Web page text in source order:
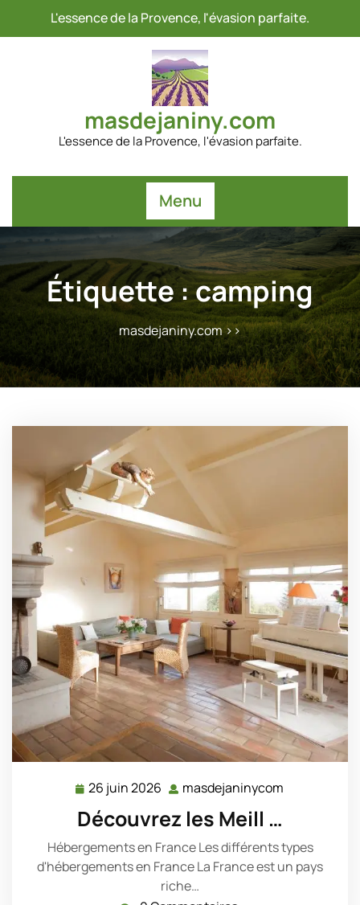
L'essence de la Provence, l'évasion parfaite.
masdejaniny.com
L'essence de la Provence, l'évasion parfaite.
Menu
Étiquette :camping
masdejaniny.com>>
26 juin 2026 26
2026
masdejaninycom
Découvrez les Meill …
Hébergements en France Les différents types
d'hébergements en France La France est un pays
riche…